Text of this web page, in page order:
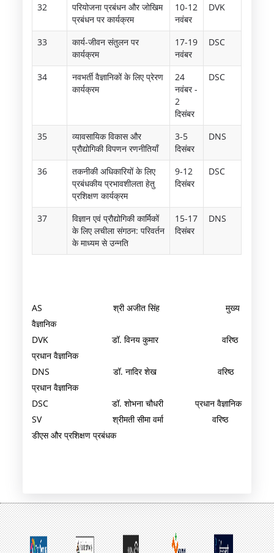
32
परियोजना प्रबंधन और जोखिम
प्रबंधन पर कार्यक्रम
10-12
नवंबर
DVK
33
कार्य-जीवन संतुलन पर
कार्यक्रम
17-19
नवंबर
DSC
34
नवभर्ती वैज्ञानिकों के लिए प्रेरण
कार्यक्रम
24
नवंबर -
2
दिसंबर
DSC
35
व्यावसायिक विकास और
प्रौद्योगिकी विपणन रणनीतियाँ
3-5
दिसंबर
DNS
36
तकनीकी अधिकारियों के लिए
प्रबंधकीय प्रभावशीलता हेतु
प्रशिक्षण कार्यक्रम
9-12
दिसंबर
DSC
37
विज्ञान एवं प्रौद्योगिकी कार्मिकों
के लिए लचीला संगठन: परिवर्तन
के माध्यम से उन्नति
15-17
दिसंबर
DNS
AS श्री अजीत सिंह मुख्य
वैज्ञानिक
DVK डॉ. विनय कुमार वरिष्ठ
प्रधान वैज्ञानिक
DNS डॉ. नादिर शेख वरिष्ठ
प्रधान वैज्ञानिक
DSC डॉ. शोभना चौधरी प्रधान वैज्ञानिक
SV श्रीमती सीमा वर्मा वरिष्ठ
डीएस और प्रशिक्षण प्रबंधक